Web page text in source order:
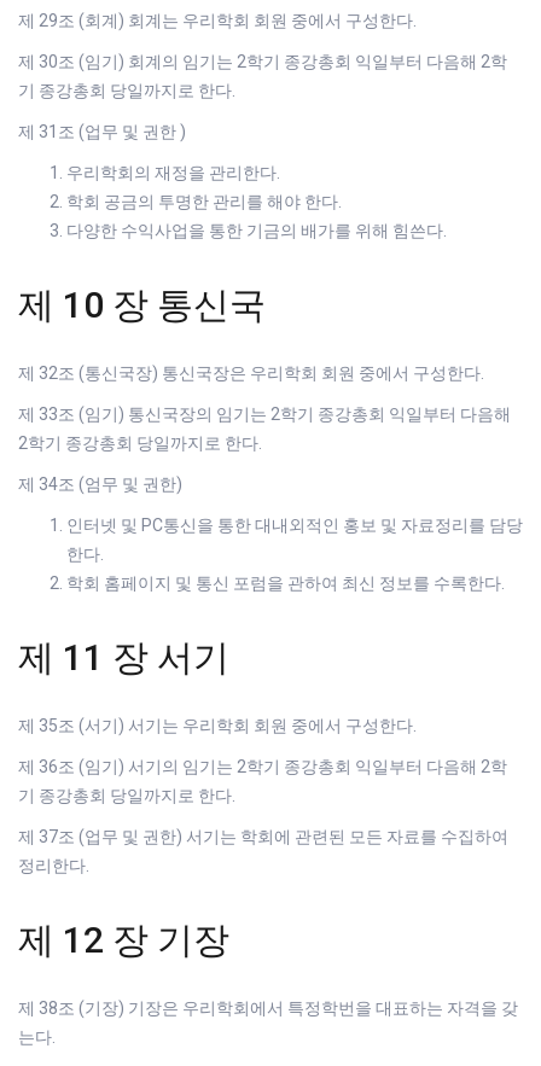
제 29조 (회계) 회계는 우리학회 회원 중에서 구성한다.
제 30조 (임기) 회계의 임기는 2학기 종강총회 익일부터 다음해 2학
기 종강총회 당일까지로 한다.
제 31조 (업무 및 권한 )
우리학회의 재정을 관리한다.
학회 공금의 투명한 관리를 해야 한다.
다양한 수익사업을 통한 기금의 배가를 위해 힘쓴다.
제 10 장 통신국
제 32조 (통신국장) 통신국장은 우리학회 회원 중에서 구성한다.
제 33조 (임기) 통신국장의 임기는 2학기 종강총회 익일부터 다음해
2학기 종강총회 당일까지로 한다.
제 34조 (엄무 및 권한)
인터넷 및 PC통신을 통한 대내외적인 홍보 및 자료정리를 담당
한다.
학회 홈페이지 및 통신 포럼을 관하여 최신 정보를 수록한다.
제 11 장 서기
제 35조 (서기) 서기는 우리학회 회원 중에서 구성한다.
제 36조 (임기) 서기의 임기는 2학기 종강총회 익일부터 다음해 2학
기 종강총회 당일까지로 한다.
제 37조 (업무 및 권한) 서기는 학회에 관련된 모든 자료를 수집하여
정리한다.
제 12 장 기장
제 38조 (기장) 기장은 우리학회에서 특정학번을 대표하는 자격을 갖
는다.